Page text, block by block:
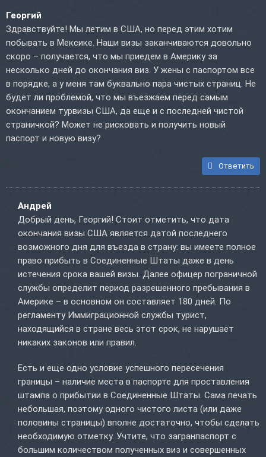
Георгий
Здравствуйте! Мы летим в США, но перед этим хотим
побывать в Мексике. Наши визы заканчиваются довольно
скоро – получается, что мы приедем в Америку за
несколько дней до окончания виз. У жены с паспортом все
в порядке, а у меня там буквально пара чистых страниц. Не
будет ли проблемой, что мы въезжаем перед самым
окончанием турвизы США, да еще и с последней чистой
страничкой? Может не рисковать и получить новый
паспорт и новую визу?
Ответить
Андрей
Добрый день, Георгий! Стоит отметить, что дата
окончания визы США является датой последнего
возможного дня для въезда в страну: вы имеете полное
право прибыть в Соединенные Штаты даже в день
истечения срока вашей визы. Далее офицер пограничной
службы определит период разрешенного пребывания в
Америке – в основном он составляет 180 дней. По
регламенту Иммиграционной службы турист,
находящийся в стране весь этот срок, не нарушает
никаких законов или правил.
Есть и еще одно условие успешного пересечения
границы – наличие места в паспорте для проставления
штампа о прибытии в Соединенные Штаты. Сама печать
небольшая, поэтому одного чистого листа (или даже
половины страницы) вполне достаточно, чтобы сделать
необходимую отметку. Учтите, что загранпаспорт с
большим количеством полученных виз и совершенных